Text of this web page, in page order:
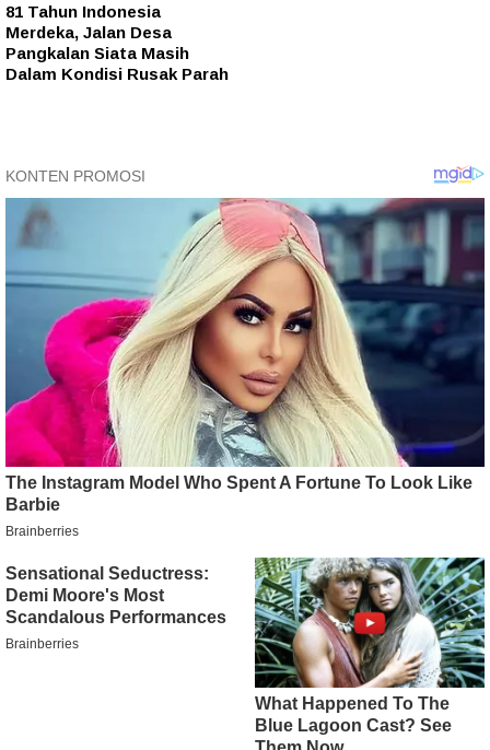
81 Tahun Indonesia
Merdeka, Jalan Desa
Pangkalan Siata Masih
Dalam Kondisi Rusak Parah